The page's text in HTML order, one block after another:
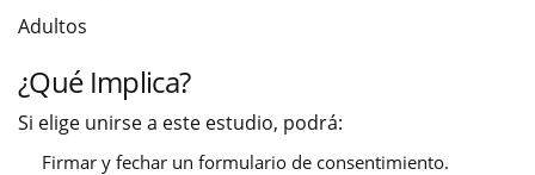
Adultos
¿Qué Implica?
Si elige unirse a este estudio, podrá:
Firmar y fechar un formulario de consentimiento.